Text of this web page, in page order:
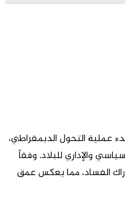
العراق يعدّ من القضايا الرئيسية والمعقدة التي أثّرت بشكل سلبي عميق على استقرار وتطوير ورفاهية البلاد. منذ سقوط نظام صدام حسين في عام 2003 وبدء عملية التحول الديمقراطي،
والإداري للبلاد. وفقاً
أكثر الدول فساداً في العالم. في عام 2022، احتل العراق المرتبة 157 من أصل 180 دولة في مؤشر إدراك الفساد، مما يعكس عمق